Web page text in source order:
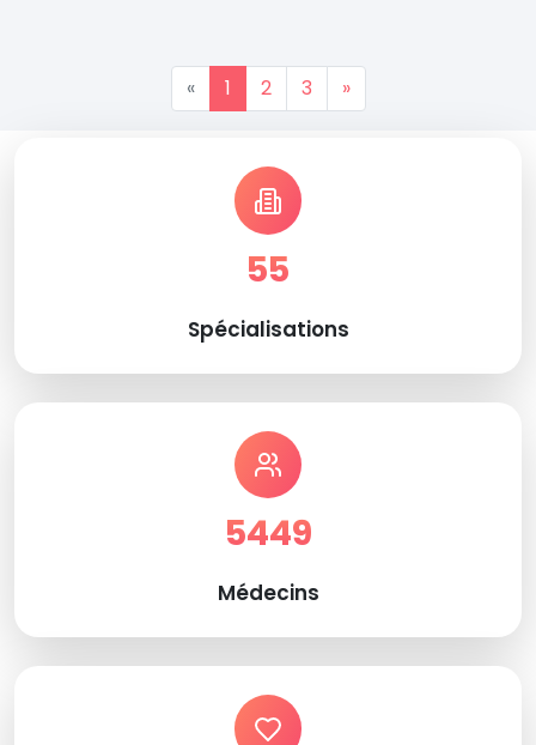
« 1 2 3 »
55
Spécialisations
5449
Médecins